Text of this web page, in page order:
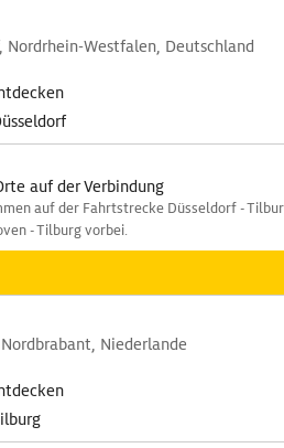
Nordrhein-Westfalen, Deutschland
auf der Verbindung
auf der Fahrtstrecke Düsseldorf -
- Tilburg vorbei.
Niederlande